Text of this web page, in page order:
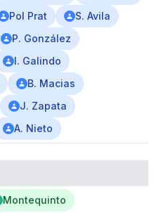
Pol Prat
S. Avila
P. González
I. Galindo
B. Macias
J. Zapata
A. Nieto
Montequinto